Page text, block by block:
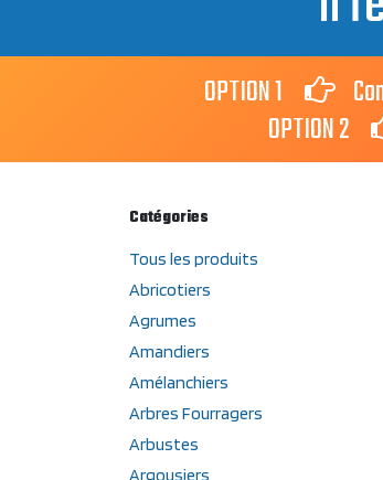
OPTION 1
OPTION 2
Catégories
Tous les produits
Abricotiers
Agrumes
Amandiers
Amélanchiers
Arbres Fourragers
Arbustes
Argousiers